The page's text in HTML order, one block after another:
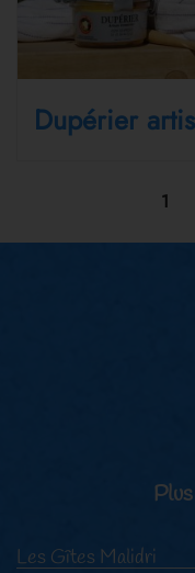
Dupérier
1
Les Gîtes Malidri